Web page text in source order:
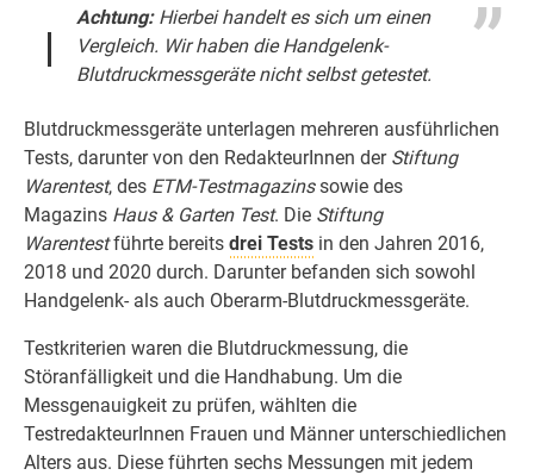
Achtung:Hierbei handelt es sich um einen
Vergleich. Wir haben die Handgelenk-
Blutdruckmessgeräte nicht selbst getestet.
Blutdruckmessgeräte unterlagen mehreren ausführlichen
Tests, darunter von den RedakteurInnen der Stiftung
Warentest, des ETM-Testmagazinssowie des
Magazins Haus & Garten Test. Die Stiftung
Warentestführte bereits drei Tests in den Jahren 2016,
2018 und 2020 durch. Darunter befanden sich sowohl
Handgelenk- als auch Oberarm-Blutdruckmessgeräte.
Testkriterien waren die Blutdruckmessung, die
Störanfälligkeit und die Handhabung. Um die
Messgenauigkeit zu prüfen, wählten die
TestredakteurInnen Frauen und Männer unterschiedlichen
Alters aus. Diese führten sechs Messungen mit jedem